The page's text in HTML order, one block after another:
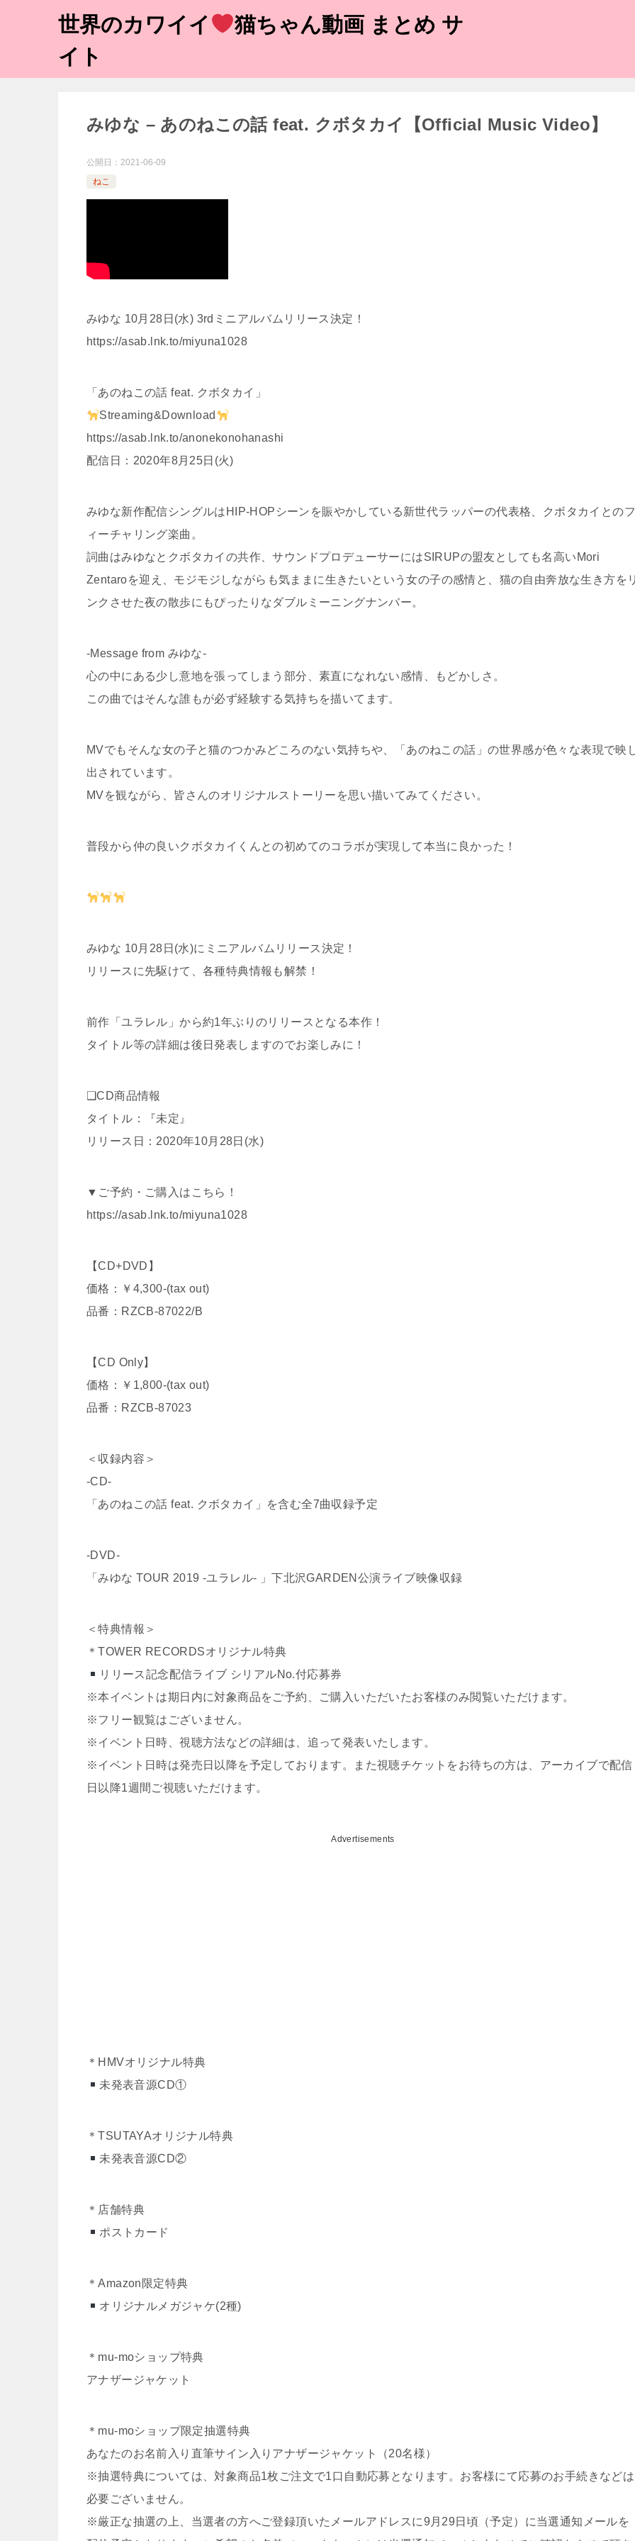
世界のカワイイ
猫ちゃん動画 まとめ サ
イト
みゆな – あのねこの話 feat. クボタカイ【Official Music Video】
公開日： 2021-06-09
ねこ
みゆな 10月28日(水) 3rdミニアルバムリリース決定！
https://asab.lnk.to/miyuna1028
「あのねこの話 feat. クボタカイ」
Streaming&Download
https://asab.lnk.to/anonekonohanashi
配信日：2020年8月25日(火)
みゆな新作配信シングルはHIP-HOPシーンを賑やかしている新世代ラッパーの代表格、クボタカイとのフ
ィーチャリング楽曲。
詞曲はみゆなとクボタカイの共作、サウンドプロデューサーにはSIRUPの盟友としても名高いMori
Zentaroを迎え、モジモジしながらも気ままに生きたいという女の子の感情と、猫の自由奔放な生き方を
ンクさせた夜の散歩にもぴったりなダブルミーニングナンバー。
-Message from みゆな-
心の中にある少し意地を張ってしまう部分、素直になれない感情、もどかしさ。
この曲ではそんな誰もが必ず経験する気持ちを描いてます。
MVでもそんな女の子と猫のつかみどころのない気持ちや、「あのねこの話」の世界感が色々な表現で映
出されています。
MVを観ながら、皆さんのオリジナルストーリーを思い描いてみてください。
普段から仲の良いクボタカイくんとの初めてのコラボが実現して本当に良かった！
みゆな 10月28日(水)にミニアルバムリリース決定！
リリースに先駆けて、各種特典情報も解禁！
前作「ユラレル」から約1年ぶりのリリースとなる本作！
タイトル等の詳細は後日発表しますのでお楽しみに！
❑CD商品情報
タイトル：『未定』
リリース日：2020年10月28日(水)
▼ご予約・ご購入はこちら！
https://asab.lnk.to/miyuna1028
【CD+DVD】
価格：￥4,300-(tax out)
品番：RZCB-87022/B
【CD Only】
価格：￥1,800-(tax out)
品番：RZCB-87023
＜収録内容＞
-CD-
「あのねこの話 feat. クボタカイ」を含む全7曲収録予定
-DVD-
「みゆな TOUR 2019 -ユラレル- 」下北沢GARDEN公演ライブ映像収録
＜特典情報＞
＊TOWER RECORDSオリジナル特典
リリース記念配信ライブ シリアルNo.付応募券
※本イベントは期日内に対象商品をご予約、ご購入いただいたお客様のみ閲覧いただけます。
※フリー観覧はございません。
※イベント日時、視聴方法などの詳細は、追って発表いたします。
※イベント日時は発売日以降を予定しております。また視聴チケットをお待ちの方は、アーカイブで配信
日以降1週間ご視聴いただけます。
Advertisements
＊HMVオリジナル特典
未発表音源CD①
＊TSUTAYAオリジナル特典
未発表音源CD②
＊店舗特典
ポストカード
＊Amazon限定特典
オリジナルメガジャケ(2種)
＊mu-moショップ特典
アナザージャケット
＊mu-moショップ限定抽選特典
あなたのお名前入り直筆サイン入りアナザージャケット（20名様）
※抽選特典については、対象商品1枚ご注文で1口自動応募となります。お客様にて応募のお手続きなどは
必要ございません。
※厳正な抽選の上、当選者の方へご登録頂いたメールアドレスに9月29日頃（予定）に当選通知メールを